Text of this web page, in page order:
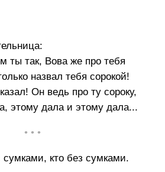
ты так, Вова же про тебя
назвал тебя сорокой!
Он ведь про ту сороку,
этому дала и этому дала...
• • •
кто без сумками.